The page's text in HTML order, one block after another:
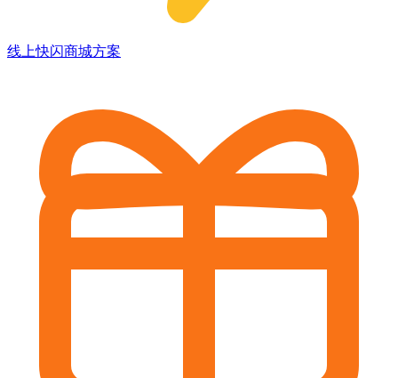
线上快闪商城方案